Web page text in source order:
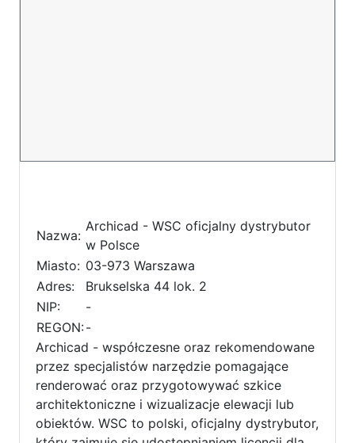
Nazwa:
Archicad - WSC oficjalny dystrybutor
w Polsce
Miasto: 03-973 Warszawa
Adres:
Brukselska 44 lok. 2
NIP:
-
REGON:-
Archicad - współczesne oraz rekomendowane
przez specjalistów narzędzie pomagające
renderować oraz przygotowywać szkice
architektoniczne i wizualizacje elewacji lub
obiektów. WSC to polski, oficjalny dystrybutor,